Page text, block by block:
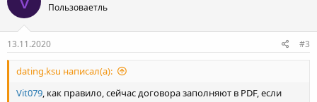
V Vit079
13.11.2020
dating.ksu написал(а):